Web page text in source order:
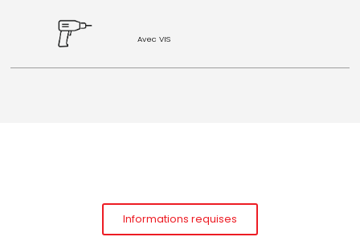
Avec VIS
Informations requises